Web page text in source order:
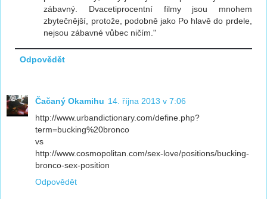
zábavný. Dvacetiprocentní filmy jsou mnohem
zbytečnější, protože, podobně jako Po hlavě do prdele,
nejsou zábavné vůbec ničím."
Odpovědět
Čačaný Okamihu 14. října 2013 v 7:06
http://www.urbandictionary.com/define.php?
term=bucking%20bronco
vs
http://www.cosmopolitan.com/sex-love/positions/bucking-
bronco-sex-position
Odpovědět